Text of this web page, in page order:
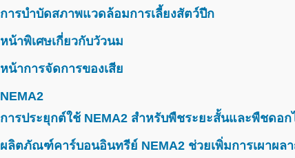
การบำบัดสภาพแวดล้อมการเลี้ยงสัตว์ปีก
หน้าพิเศษเกี่ยวกับวัวนม
หน้าการจัดการของเสีย
NEMA2
การประยุกต์ใช้ NEMA2 สำหรับพืชระยะสั้นและพืชดอก
ผลิตภัณฑ์คาร์บอนอินทรีย์ NEMA2 ช่วยเพิ่มการเผาผ